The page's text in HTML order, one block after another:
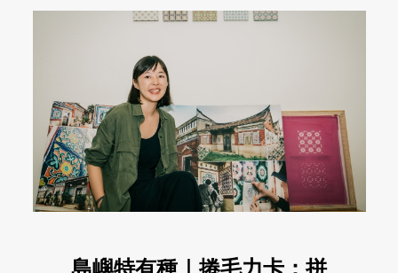
島嶼特有種｜捲毛力卡：拼